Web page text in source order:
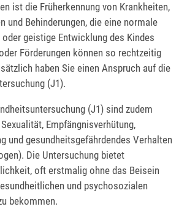
ist die Früherkennung von Krankheiten,
und Behinderungen, die eine normale
geistige Entwicklung des Kindes
Förderungen können so rechtzeitig
haben Sie einen Anspruch auf die
(J1).
(J1) sind zudem
Empfängnisverhütung,
und gesundheitsgefährdendes Verhalten
Die Untersuchung bietet
oft erstmalig ohne das Beisein
und psychosozialen
bekommen.